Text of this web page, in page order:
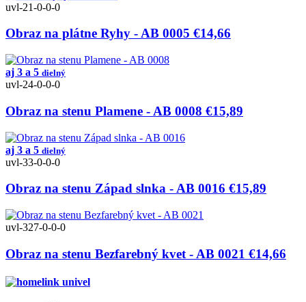
uvl-21-0-0-0
Obraz na plátne Ryhy - AB 0005 €14,66
aj 3 a 5 dielný
uvl-24-0-0-0
Obraz na stenu Plamene - AB 0008 €15,89
aj 3 a 5 dielný
uvl-33-0-0-0
Obraz na stenu Západ slnka - AB 0016 €15,89
uvl-327-0-0-0
Obraz na stenu Bezfarebný kvet - AB 0021 €14,66